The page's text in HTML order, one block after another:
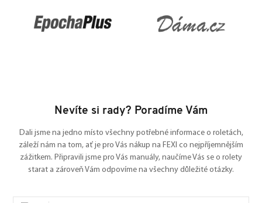
Nevíte si rady? Poradíme Vám
Dali jsme na jedno místo všechny potřebné informace o roletách,
záleží nám na tom, ať je pro Vás nákup na FEXI co nejpříjemnějším
zážitkem. Připravili jsme pro Vás manuály, naučíme Vás se o rolety
starat a zároveň Vám odpovíme na všechny důležité otázky.